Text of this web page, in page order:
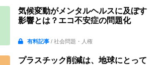
気候変動がメンタルヘルスに及ぼす
影響とは？エコ不安症の問題化
有料記事/ 社会問題・人権
プラスチック削減は、地球にとって